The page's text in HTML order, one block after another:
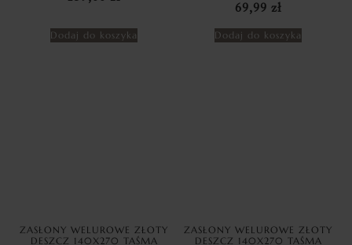
Dodaj do koszyka
69,99 zł
Dodaj do koszyka
ZASŁONY WELUROWE ZŁOTY
DESZCZ 140X270 TAŚMA
ZASŁONY WELUROWE ZŁOTY
DESZCZ 140X270 TAŚMA